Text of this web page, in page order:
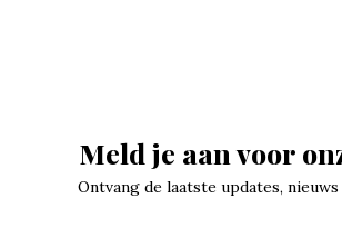
Meld je aan voor
Ontvang de laatste updates,